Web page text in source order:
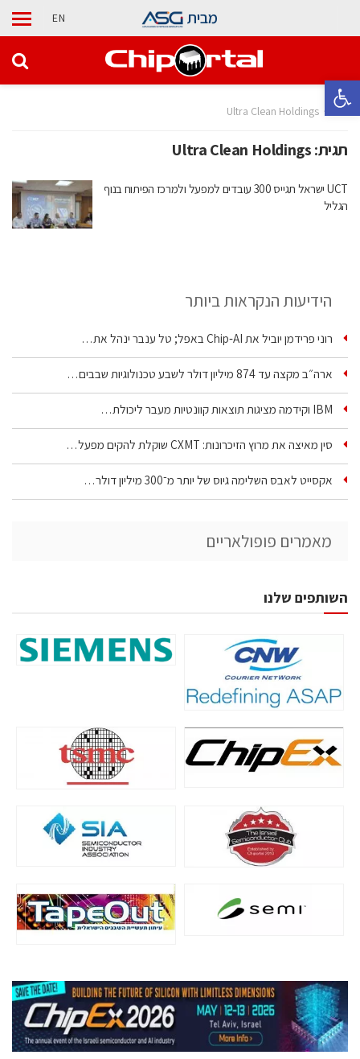
פתח סרגל נגישות
מבית EN
בית Ultra Clean Holdings
תגית:Ultra Clean Holdings
UCT ישראל תגייס 300 עובדים למפעל ולמרכז הפיתוח בנוף
הגליל
הידיעות הנקראות ביותר
רוני פרידמן יוביל את Chip‑AI באפל; טל ענבר ינהל את…
ארה״ב מקצה עד 874 מיליון דולר לשבע טכנולוגיות שבבים…
IBM וקידמה מציגות תוצאות קוונטיות מעבר ליכולת…
סין מאיצה את מרוץ הזיכרונות: CXMT שוקלת להקים מפעל…
אקסייט לאבס השלימה גיוס של יותר מ־300 מיליון דולר…
מאמרים פופולאריים
השותפים שלנו